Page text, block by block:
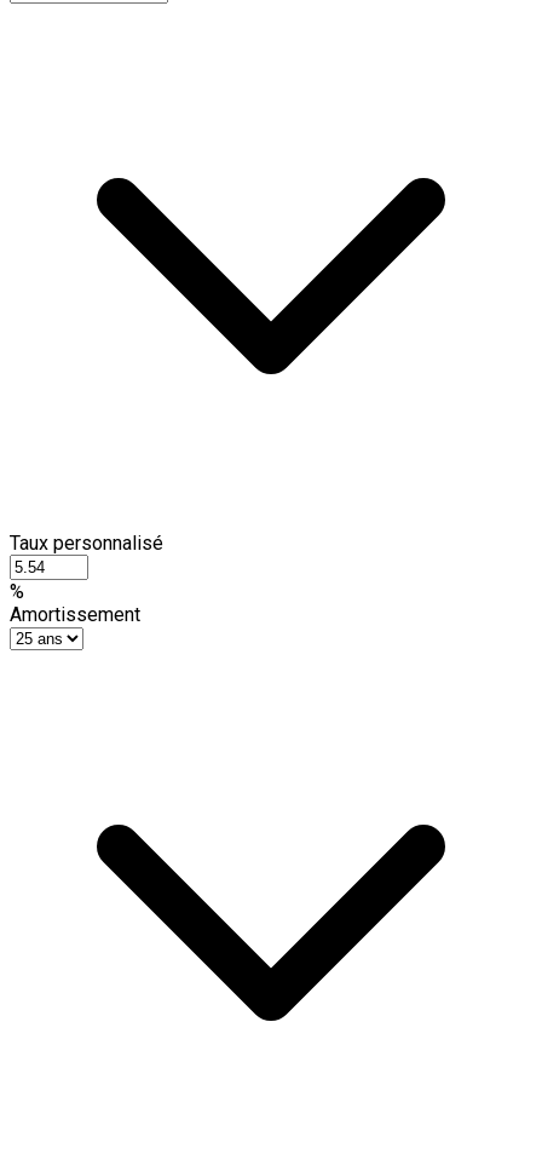
Taux personnalisé
%
Amortissement